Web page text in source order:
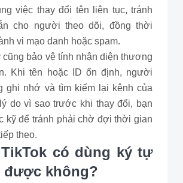
việc thay đổi tên liên tục, tránh
cho người theo dõi, đồng thời
vi mạo danh hoặc spam.
bảo vệ tính nhận diện thương
Khi tên hoặc ID ổn định, người
ghi nhớ và tìm kiếm lại kênh của
do vì sao trước khi thay đổi, bạn
kỹ để tránh phải chờ đợi thời gian
theo.
có dùng ký tự
được không?